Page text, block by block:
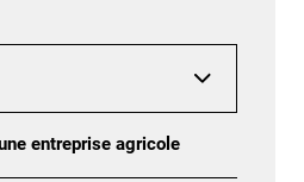
entreprise agricole